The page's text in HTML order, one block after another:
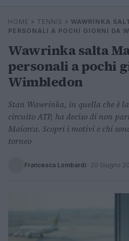
Cerca
HOME » TENNIS » WAWRINKA
PERSONALI A POCHI GIORNI DA
Wawrinka salta
personali a pochi
Wimbledon
Stan Wawrinka, in quella che è
circuito ATP, ha deciso di non
Maiorca. Scopri i motivi e chi
torneo
Francesca Lombardi · 20 Giugno